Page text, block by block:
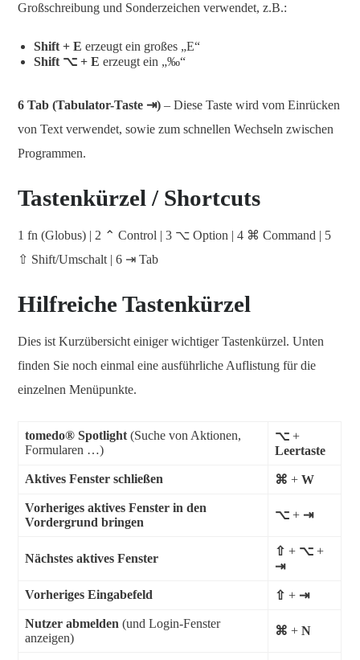
Großschreibung und Sonderzeichen verwendet, z.B.:
Shift + E erzeugt ein großes „E“
Shift ⌥ + E erzeugt ein „‰“
6 Tab (Tabulator-Taste ⇥) – Diese Taste wird vom Einrücken
von Text verwendet, sowie zum schnellen Wechseln zwischen
Programmen.
Tastenkürzel / Shortcuts
1 fn (Globus) | 2 ⌃ Control | 3 ⌥ Option | 4 ⌘ Command | 5
⇧ Shift/Umschalt | 6 ⇥ Tab
Hilfreiche Tastenkürzel
Dies ist Kurzübersicht einiger wichtiger Tastenkürzel. Unten
finden Sie noch einmal eine ausführliche Auflistung für die
einzelnen Menüpunkte.
tomedo® Spotlight (Suche von Aktionen,
Formularen …)
⌥ +
Leertaste
Aktives Fenster schließen ⌘ + W
Vorheriges aktives Fenster in den
Vordergrund bringen
⌥ + ⇥
Nächstes aktives Fenster
⇧ + ⌥ +
⇥
Vorheriges Eingabefeld ⇧ + ⇥
Nutzer abmelden (und Login-Fenster
anzeigen)
⌘ + N